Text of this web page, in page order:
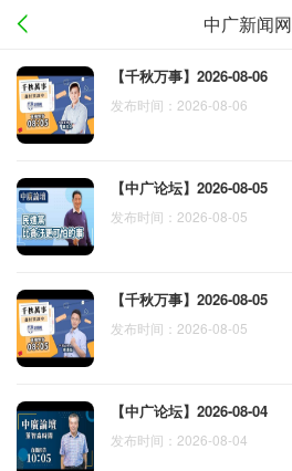
中广新闻网
【千秋万事】2026-08-06
发布时间：2026-08-06
【中广论坛】2026-08-05
发布时间：2026-08-05
【千秋万事】2026-08-05
发布时间：2026-08-05
【中广论坛】2026-08-04
发布时间：2026-08-04